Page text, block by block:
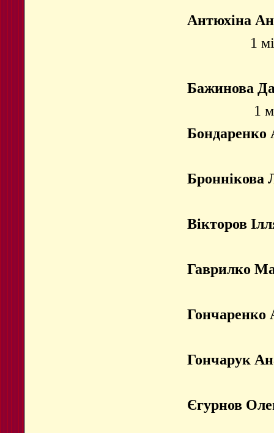
Антюхіна
1
Бажинова
1
Бондаренко
Броннікова
Вікторов
Гаврилко
Гончаренко
Гончарук
Єгурнов